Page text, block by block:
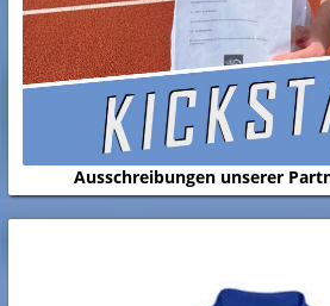
Ausschreibungen unserer